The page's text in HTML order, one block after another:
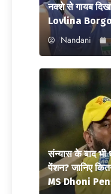
नक्शे से गायब
Lovlina
Nandani
संन्यास के बाद भी
पेंशन? जानिए
MS Dhoni